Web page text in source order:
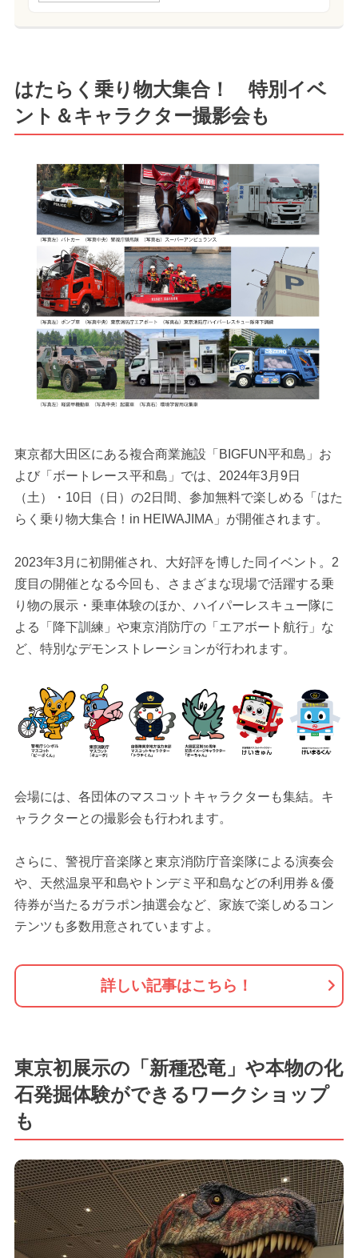
はたらく乗り物大集合！ 特別イベ
ント＆キャラクター撮影会も
東京都大田区にある複合商業施設「BIGFUN平和島」お
よび「ボートレース平和島」では、2024年3月9日
（土）・10日（日）の2日間、参加無料で楽しめる「はた
らく乗り物大集合！in HEIWAJIMA」が開催されます。
2023年3月に初開催され、大好評を博した同イベント。2
度目の開催となる今回も、さまざまな現場で活躍する乗
り物の展示・乗車体験のほか、ハイパーレスキュー隊に
よる「降下訓練」や東京消防庁の「エアボート航行」な
ど、特別なデモンストレーションが行われます。
会場には、各団体のマスコットキャラクターも集結。キ
ャラクターとの撮影会も行われます。
さらに、警視庁音楽隊と東京消防庁音楽隊による演奏会
や、天然温泉平和島やトンデミ平和島などの利用券＆優
待券が当たるガラポン抽選会など、家族で楽しめるコン
テンツも多数用意されていますよ。
詳しい記事はこちら！
東京初展示の「新種恐竜」や本物の化
石発掘体験ができるワークショップ
も